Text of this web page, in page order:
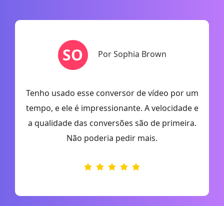
SO Por Sophia Brown
Tenho usado esse conversor de vídeo por um
tempo, e ele é impressionante. A velocidade e
a qualidade das conversões são de primeira.
Não poderia pedir mais.